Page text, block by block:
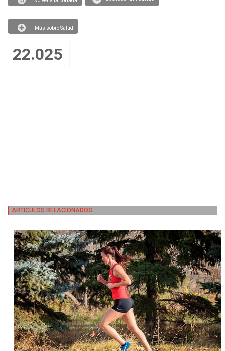
Más sobre Salud
22.025
ARTICULOS RELACIONADOS